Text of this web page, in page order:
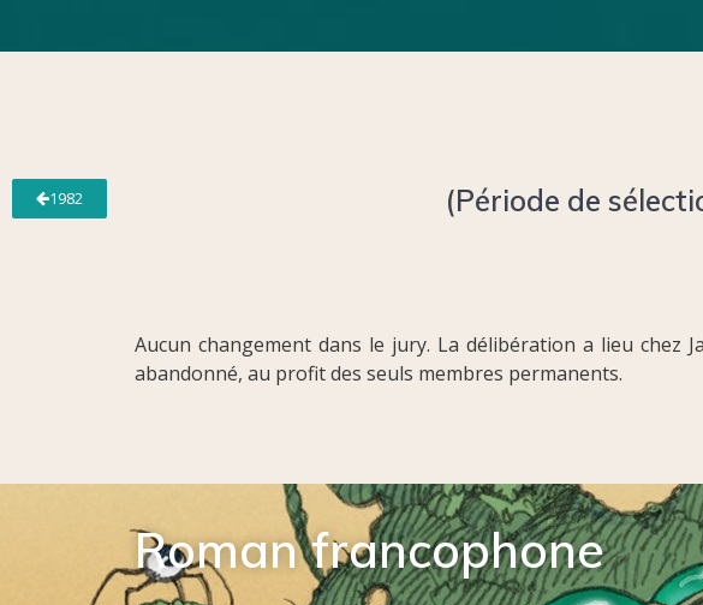
1982 (Période de
Aucun changement dans le jury. La délibération a lieu chez
abandonné, au profit des seuls membres permanents.
Roman francophone